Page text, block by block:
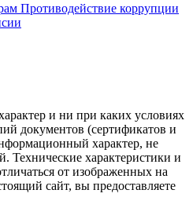
Противодействие коррупции
и ни при каких условиях
документов (сертификатов и
характер, не
Технические характеристики и
от изображенных на
сайт, вы предоставляете